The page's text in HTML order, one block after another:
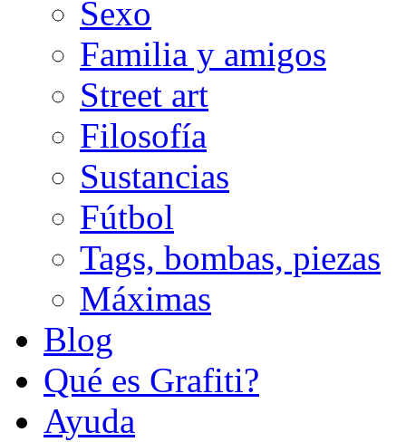
Sexo
Familia y amigos
Street art
Filosofía
Sustancias
Fútbol
Tags, bombas, piezas
Máximas
Blog
Qué es Grafiti?
Ayuda